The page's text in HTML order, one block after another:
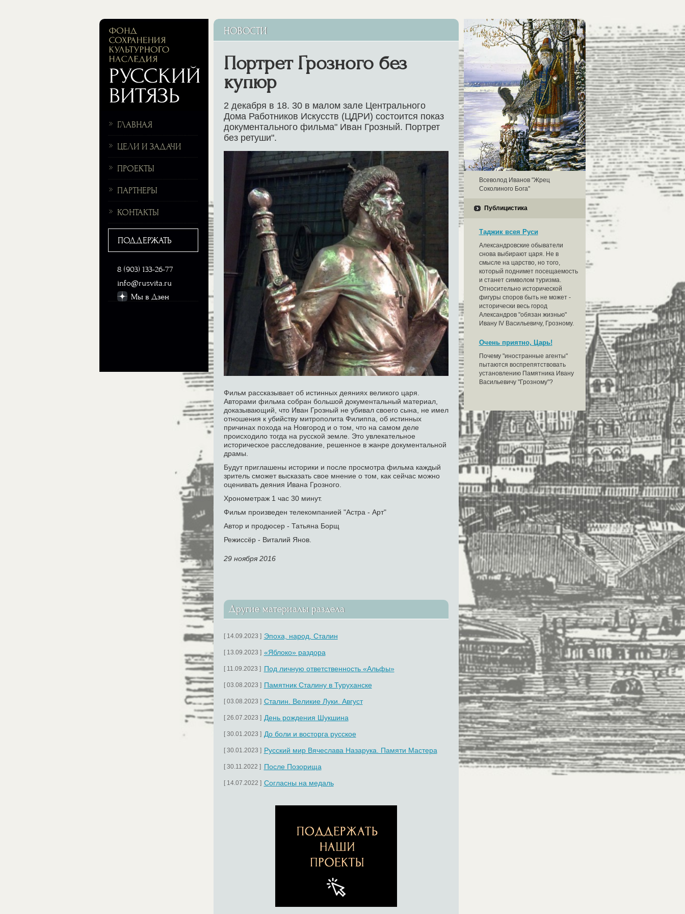
ГЛАВНАЯ
ЦЕЛИ И ЗАДАЧИ
ПРОЕКТЫ
ПАРТНЕРЫ
КОНТАКТЫ
ПОДДЕРЖАТЬ
8 (903) 133-26-77
info@rusvita.ru
Мы в Дзен
НОВОСТИ
Портрет Грозного без
купюр
2 декабря в 18. 30 в малом зале Центрального
Дома Работников Искусств (ЦДРИ) состоится показ
документального фильма" Иван Грозный. Портрет
без ретуши".
Фильм рассказывает об истинных деяниях великого царя.
Авторами фильма собран большой документальный материал,
доказывающий, что Иван Грозный не убивал своего сына, не имел
отношения к убийству митрополита Филиппа, об истинных
причинах похода на Новгород и о том, что на самом деле
происходило тогда на русской земле. Это увлекательное
историческое расследование, решенное в жанре документальной
драмы.
Будут приглашены историки и после просмотра фильма каждый
зритель сможет высказать свое мнение о том, как сейчас можно
оценивать деяния Ивана Грозного.
Хронометраж 1 час 30 минут.
Фильм произведен телекомпанией "Астра - Арт"
Автор и продюсер - Татьяна Борщ
Режиссёр - Виталий Янов.
29 ноября 2016
Другие материалы раздела
[ 14.09.2023 ] Эпоха, народ, Сталин
[ 13.09.2023 ] «Яблоко» раздора
[ 11.09.2023 ] Под личную ответственность «Альфы»
[ 03.08.2023 ] Памятник Сталину в Туруханске
[ 03.08.2023 ] Сталин. Великие Луки. Август
[ 26.07.2023 ] День рождения Шукшина
[ 30.01.2023 ] До боли и восторга русское
[ 30.01.2023 ] Русский мир Вячеслава Назарука. Памяти Мастера
[ 30.11.2022 ] После Позорища
[ 14.07.2022 ] Согласны на медаль
Всеволод Иванов "Жрец
Соколиного Бога"
Публицистика
Таджик всея Руси
Александровские обыватели
снова выбирают царя. Не в
смысле на царство, но того,
который поднимет посещаемость
и станет символом туризма.
Относительно исторической
фигуры споров быть не может -
исторически весь город
Александров "обязан жизнью"
Ивану IV Васильевичу, Грозному.
Очень приятно, Царь!
Почему "иностранные агенты"
пытаются воспрепятствовать
установлению Памятника Ивану
Васильевичу "Грозному"?